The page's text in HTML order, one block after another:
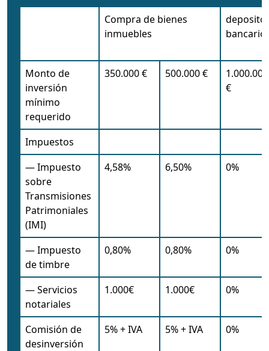
Compra de bienes
inmuebles
deposito
bancario
Monto de
inversión
mínimo
requerido
350.000 € 500.000 €
1.000.000
€
Impuestos
— Impuesto
sobre
Transmisiones
Patrimoniales
(IMI)
4,58% 6,50% 0%
— Impuesto
de timbre
0,80% 0,80% 0%
— Servicios
notariales
1.000€ 1.000€ 0%
Comisión de
desinversión
5% + IVA 5% + IVA 0%